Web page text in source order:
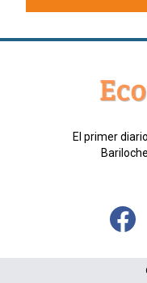
El primer